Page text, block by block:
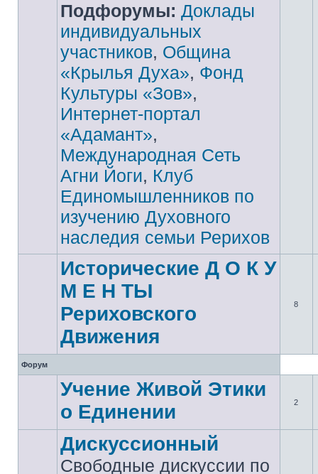
Подфорумы: Доклады
индивидуальных
участников, Община
«Крылья Духа», Фонд
Культуры «Зов»,
Интернет-портал
«Адамант»,
Международная Сеть
Агни Йоги, Клуб
Единомышленников по
изучению Духовного
наследия семьи Рерихов
Исторические Д О К У
М Е Н ТЫ
Рериховского
Движения
8
Форум
Учение Живой Этики
о Единении
2
Дискуссионный
Свободные дискуссии по